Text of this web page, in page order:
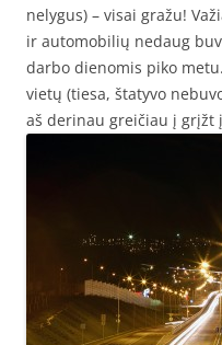
nelygus) – visai gražu!
ir automobilių nedaug
darbo dienomis piko
vietų (tiesa, štatyvo
aš derinau greičiau į grįžt